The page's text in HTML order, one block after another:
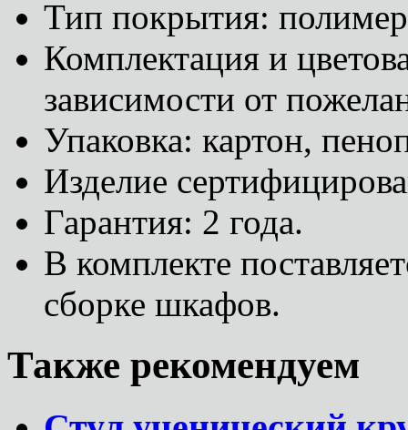
Тип покрытия:
Комплектация и
зависимости от
Упаковка: картон,
Изделие
Гарантия: 2 года.
В комплекте
сборке шкафов.
Также рекомендуем